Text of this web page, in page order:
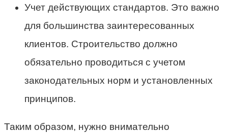
Учет действующих стандартов. Это важно
для большинства заинтересованных
клиентов. Строительство должно
обязательно проводиться с учетом
законодательных норм и установленных
принципов.
Таким образом, нужно внимательно